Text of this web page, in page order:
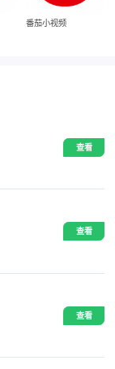
番茄小视频
查看
查看
查看